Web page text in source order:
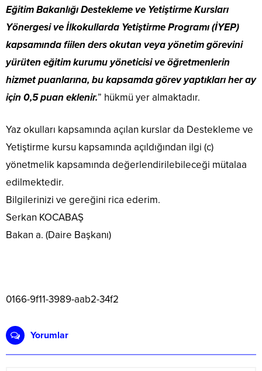
Eğitim Bakanlığı Destekleme ve Yetiştirme Kursları
Yönergesi ve İlkokullarda Yetiştirme Programı (İYEP)
kapsamında fiilen ders okutan veya yönetim görevini
yürüten eğitim kurumu yöneticisi ve öğretmenlerin
hizmet puanlarına, bu kapsamda görev yaptıkları her ay
için 0,5 puan eklenir.” hükmü yer almaktadır.
Yaz okulları kapsamında açılan kurslar da Destekleme ve
Yetiştirme kursu kapsamında açıldığından ilgi (c)
yönetmelik kapsamında değerlendirilebileceği mütalaa
edilmektedir.
Bilgilerinizi ve gereğini rica ederim.
Serkan KOCABAŞ
Bakan a. (Daire Başkanı)
0166-9f11-3989-aab2-34f2
Yorumlar